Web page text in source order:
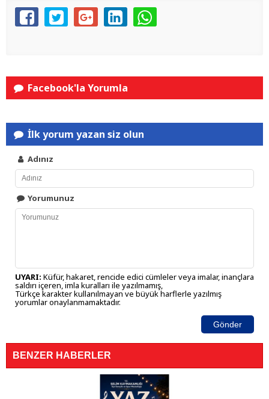
Facebook'la Yorumla
İlk yorum yazan siz olun
Adınız
Yorumunuz
UYARI: Küfür, hakaret, rencide edici cümleler veya imalar, inançlara
saldırı içeren, imla kuralları ile yazılmamış,
Türkçe karakter kullanılmayan ve büyük harflerle yazılmış
yorumlar onaylanmamaktadır.
Gönder
BENZER HABERLER